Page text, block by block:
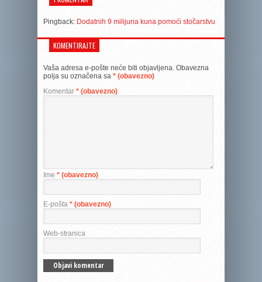
Pingback: Dodatnih 9 milijuna kuna pomoći stočarstvu
KOMENTIRAJTE
Vaša adresa e-pošte neće biti objavljena. Obavezna
polja su označena sa * (obavezno)
Komentar * (obavezno)
Ime * (obavezno)
E-pošta * (obavezno)
Web-stranica